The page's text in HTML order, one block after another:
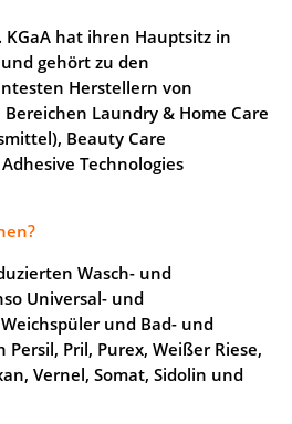
KGaA hat ihren Hauptsitz in
gehört zu den
Herstellern von
Laundry & Home Care
Beauty Care
Technologies
Wasch- und
Universal- und
und Bad- und
Pril, Purex, Weißer Riese,
Vernel, Somat, Sidolin und